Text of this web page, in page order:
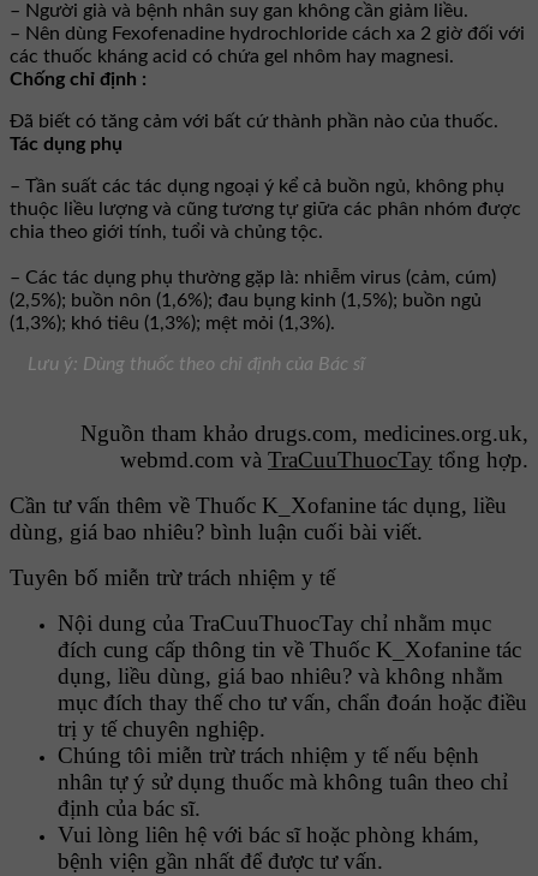
– Người già và bệnh nhân suy gan không cần giảm liều.
– Nên dùng Fexofenadine hydrochloride cách xa 2 giờ đối với
các thuốc kháng acid có chứa gel nhôm hay magnesi.
Chống chỉ định :
Ðã biết có tăng cảm với bất cứ thành phần nào của thuốc.
Tác dụng phụ
– Tần suất các tác dụng ngoại ý kể cả buồn ngủ, không phụ
thuộc liều lượng và cũng tương tự giữa các phân nhóm được
chia theo giới tính, tuổi và chủng tộc.
– Các tác dụng phụ thường gặp là: nhiễm virus (cảm, cúm)
(2,5%); buồn nôn (1,6%); đau bụng kinh (1,5%); buồn ngủ
(1,3%); khó tiêu (1,3%); mệt mỏi (1,3%).
Lưu ý: Dùng thuốc theo chỉ định của Bác sĩ
Nguồn tham khảo drugs.com, medicines.org.uk,
webmd.com và TraCuuThuocTay tổng hợp.
Cần tư vấn thêm về Thuốc K_Xofanine tác dụng, liều
dùng, giá bao nhiêu? bình luận cuối bài viết.
Tuyên bố miễn trừ trách nhiệm y tế
Nội dung của TraCuuThuocTay chỉ nhằm mục
đích cung cấp thông tin về Thuốc K_Xofanine tác
dụng, liều dùng, giá bao nhiêu? và không nhằm
mục đích thay thế cho tư vấn, chẩn đoán hoặc điều
trị y tế chuyên nghiệp.
Chúng tôi miễn trừ trách nhiệm y tế nếu bệnh
nhân tự ý sử dụng thuốc mà không tuân theo chỉ
định của bác sĩ.
Vui lòng liên hệ với bác sĩ hoặc phòng khám,
bệnh viện gần nhất để được tư vấn.